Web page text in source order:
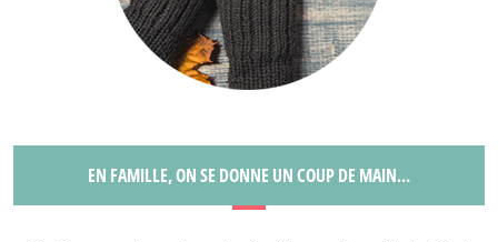
EN FAMILLE, ON SE DONNE UN COUP DE MAIN…